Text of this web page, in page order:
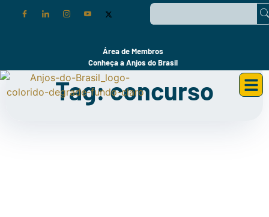
Área de Membros
Conheça a Anjos do Brasil
Tag: concurso